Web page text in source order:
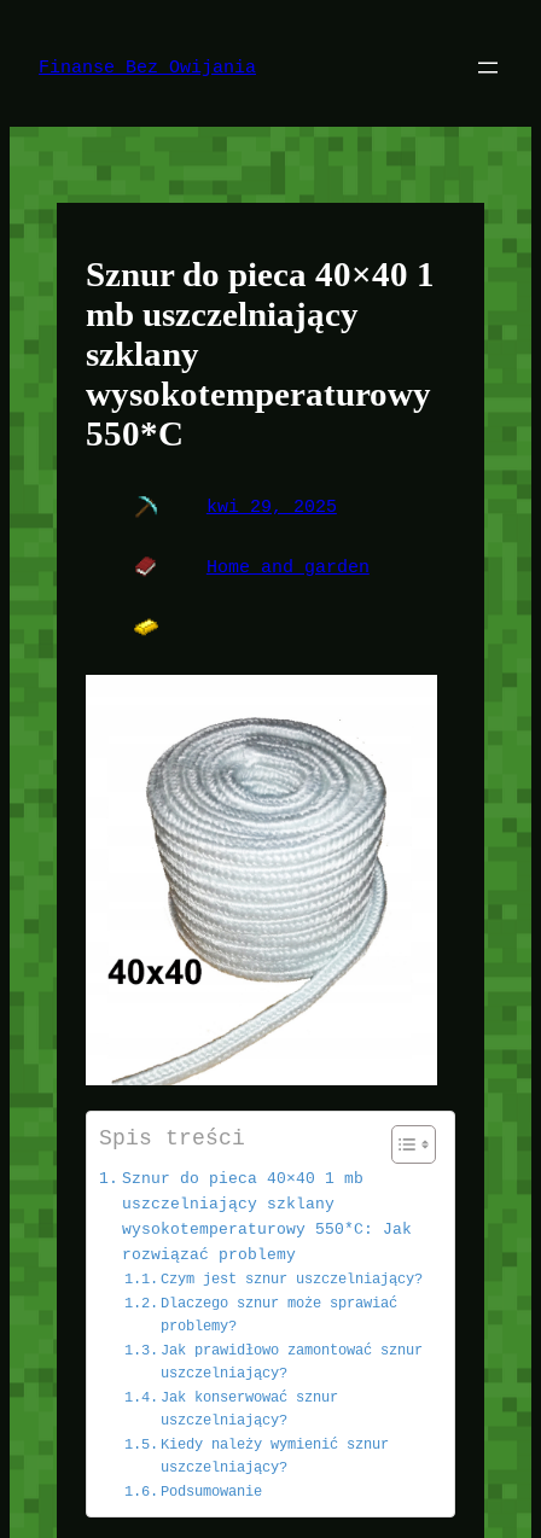
treści
Finanse Bez Owijania
Sznur do pieca 40×40 1
mb uszczelniający
szklany
wysokotemperaturowy
550*C
kwi 29, 2025
Home and garden
Spis treści
Sznur do pieca 40×40 1 mb
uszczelniający szklany
wysokotemperaturowy 550*C: Jak
rozwiązać problemy
Czym jest sznur uszczelniający?
Dlaczego sznur może sprawiać
problemy?
Jak prawidłowo zamontować sznur
uszczelniający?
Jak konserwować sznur
uszczelniający?
Kiedy należy wymienić sznur
uszczelniający?
Podsumowanie